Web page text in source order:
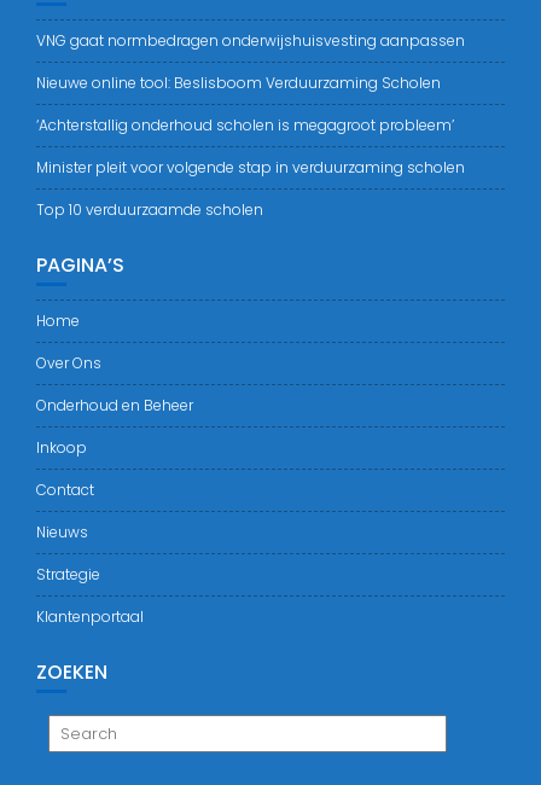
VNG gaat normbedragen onderwijshuisvesting aanpassen
Nieuwe online tool: Beslisboom Verduurzaming Scholen
‘Achterstallig onderhoud scholen is megagroot probleem’
Minister pleit voor volgende stap in verduurzaming scholen
Top 10 verduurzaamde scholen
PAGINA’S
Home
Over Ons
Onderhoud en Beheer
Inkoop
Contact
Nieuws
Strategie
Klantenportaal
ZOEKEN